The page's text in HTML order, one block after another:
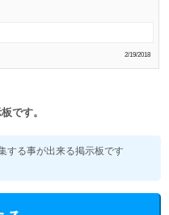
2/19/2018
です。
する事が出来る掲示板です